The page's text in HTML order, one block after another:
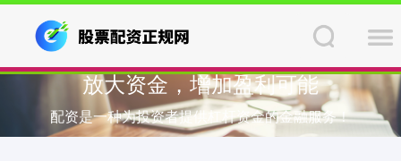
放大资金，增加盈利可能
配资是一种为投资者提供杠杆资金的金融服务！